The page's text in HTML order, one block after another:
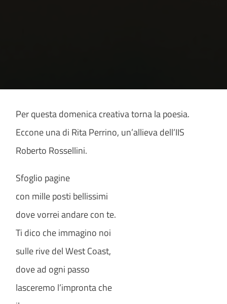
Per questa domenica creativa torna la poesia.
Eccone una di Rita Perrino, un’allieva dell’IIS
Roberto Rossellini.
Sfoglio pagine
con mille posti bellissimi
dove vorrei andare con te.
Ti dico che immagino noi
sulle rive del West Coast,
dove ad ogni passo
lasceremo l’impronta che